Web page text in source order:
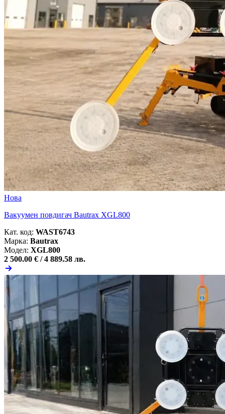
Нова
Вакуумен повдигач Bautrax XGL800
Кат. код: WAST6743
Марка: Bautrax
Модел: XGL800
2 500.00 € / 4 889.58 лв.